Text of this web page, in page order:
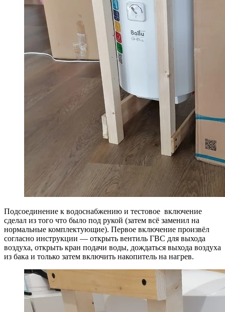
Подсоединение к водоснабжению и тестовое включение
сделал из того что было под рукой (затем всё заменил на
нормальные комплектующие). Первое включение произвёл
согласно инструкции — открыть вентиль ГВС для выхода
воздуха, открыть кран подачи воды, дождаться выхода воздуха
из бака и только затем включить накопитель на нагрев.